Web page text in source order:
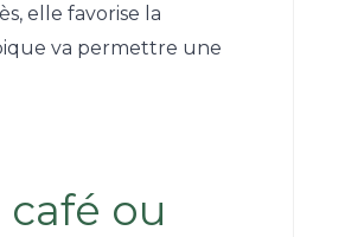
elle favorise la
va permettre une
café ou